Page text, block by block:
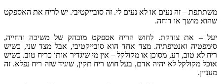
משתתפת – זה נעים או לא נעים לי. זה סובייקטיבי. יש לריח את האספקט
שהוא מושך או דוחה.
יעל – את צודקת. לחוש הריח אספקט מובהק של משיכה ודחייה,
סימפטיה ואנטיפתיה. מצד אחד הוא סובייקטיבי, אבל מצד שני, כשיש
ריח לא טוב, רע, מסוכן או מקולקל – אין מי שיגדיר אותו כריח טוב. כשיש
אוכל מקולקל לא יהיה אדם, בעל חוש ריח תקין, שיגיד שזה ריח נפלא. זה
מעניין.